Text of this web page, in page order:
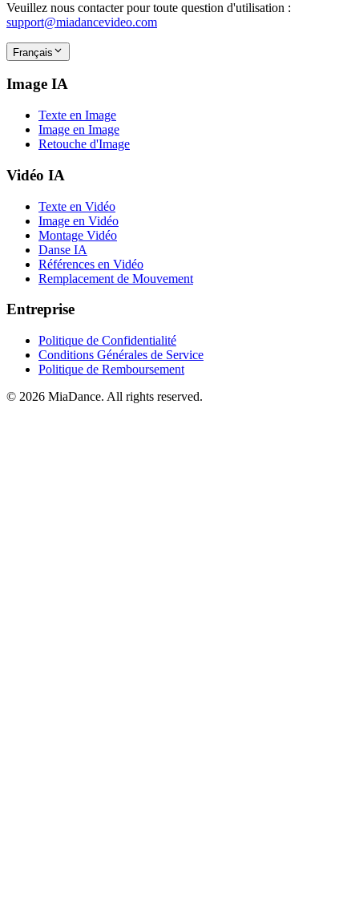
Veuillez nous contacter pour toute question d'utilisation :
support@miadancevideo.com
Français
Image IA
Texte en Image
Image en Image
Retouche d'Image
Vidéo IA
Texte en Vidéo
Image en Vidéo
Montage Vidéo
Danse IA
Références en Vidéo
Remplacement de Mouvement
Entreprise
Politique de Confidentialité
Conditions Générales de Service
Politique de Remboursement
© 2026 MiaDance. All rights reserved.